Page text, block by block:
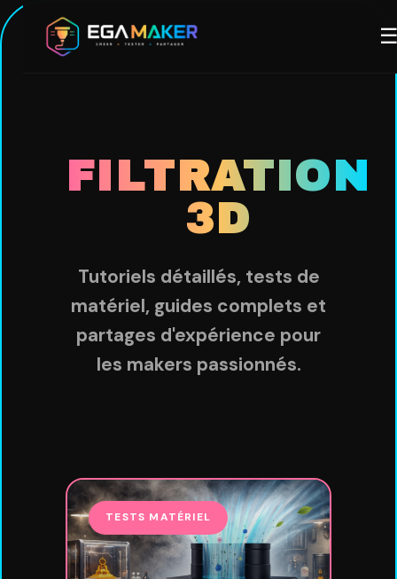
Aller
FILTRATION
3D
Tutoriels détaillés, tests de
matériel, guides complets et
partages d'expérience pour
les makers passionnés.
TESTS MATÉRIEL